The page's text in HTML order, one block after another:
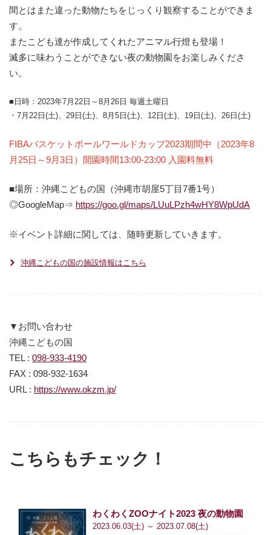
間とはまた違った動物たちをじっくり観察することができま
す。
またこども達が作成してくれたアニマル行燈も登場！
滅多に味わうことができない夜の動物園をお楽しみくださ
い。
■日時：2023年7月22日～8月26日 毎週土曜日
・7月22日(土)、29日(土)、8月5日(土)、12日(土)、19日(土)、26日(土)
FIBAバスケットボールワールドカップ2023期間中（2023年8
月25日～9月3日）開園時間13:00-23:00 入園料無料
■場所：沖縄こどもの国（沖縄市胡屋5丁目7番1号）
◎GoogleMap⇒ https://goo.gl/maps/LUuLPzh4wHY8WpUdA
※イベント詳細に関しては、随時更新していきます。
沖縄こどもの国の施設情報はこちら
▼お問い合わせ
沖縄こどもの国
TEL : 098-933-4190
FAX : 098-932-1634
URL : https://www.okzm.jp/
こちらもチェック！
わくわくZOOナイト2023 夜の動物園
2023.06.03(土) ～ 2023.07.08(土)